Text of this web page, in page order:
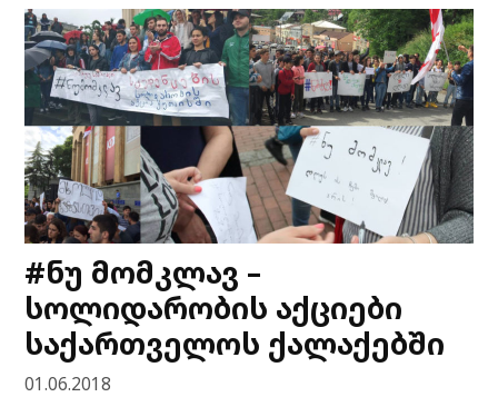
#ნუ მომკლავ –
სოლიდარობის აქციები
საქართველოს ქალაქებში
01.06.2018